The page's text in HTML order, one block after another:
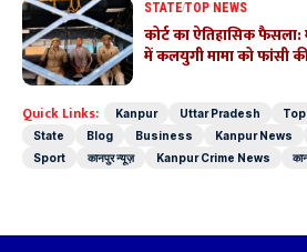
STATETOP NEWS
कोर्ट का ऐतिहासिक
में कलयुगी मामा को फांसी
Quick Links: Kanpur Uttar Pradesh
State
Blog Business Kanpur News
Sport
कानपुर न्यूज़ Kanpur Crime News